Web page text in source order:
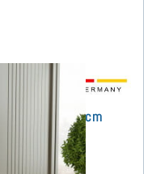
180x200 cm